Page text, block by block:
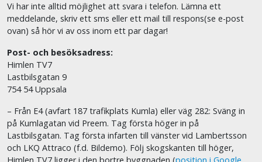
Vi har inte alltid möjlighet att svara i telefon. Lämna ett
meddelande, skriv ett sms eller ett mail till respons(se e-post
ovan) så hör vi av oss inom ett par dagar!
Post- och besöksadress:
Himlen TV7
Lastbilsgatan 9
754 54 Uppsala
– Från E4 (avfart 187 trafikplats Kumla) eller väg 282: Sväng in
på Kumlagatan vid Preem. Tag första höger in på
Lastbilsgatan. Tag första infarten till vänster vid Lambertsson
och LKQ Attraco (f.d. Bildemo). Följ skogskanten till höger,